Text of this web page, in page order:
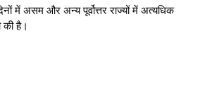
में असम और अन्य पूर्वोत्तर राज्यों में अत्यधिक
की है।